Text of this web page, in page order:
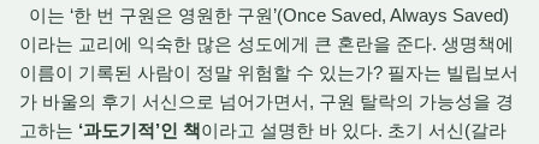
이는 ‘한 번 구원은 영원한 구원’(Once Saved, Always Saved)
이라는 교리에 익숙한 많은 성도에게 큰 혼란을 준다. 생명책에
이름이 기록된 사람이 정말 위험할 수 있는가? 필자는 빌립보서
가 바울의 후기 서신으로 넘어가면서, 구원 탈락의 가능성을 경
고하는 ‘과도기적’인 책이라고 설명한 바 있다. 초기 서신(갈라